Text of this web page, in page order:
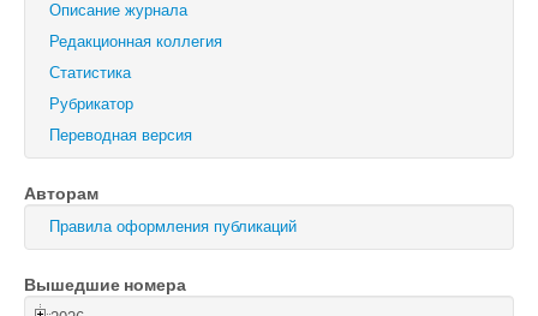
Письма в Журнал технической физики
Физика твердого тела
Поиск
Описание журнала
Редакционная коллегия
Статистика
Рубрикатор
Переводная версия
Авторам
Правила оформления публикаций
Вышедшие номера